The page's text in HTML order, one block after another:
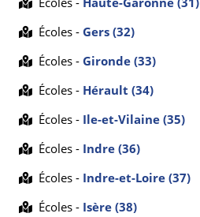
Écoles - Gers (32)
Écoles - Gironde (33)
Écoles - Hérault (34)
Écoles - Ile-et-Vilaine (35)
Écoles - Indre (36)
Écoles - Indre-et-Loire (37)
Écoles - Isère (38)